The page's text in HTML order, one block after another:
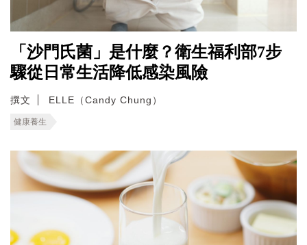
「沙門氏菌」是什麼？衛生福利部7步
驟從日常生活降低感染風險
撰文 ELLE（Candy Chung）
健康養生